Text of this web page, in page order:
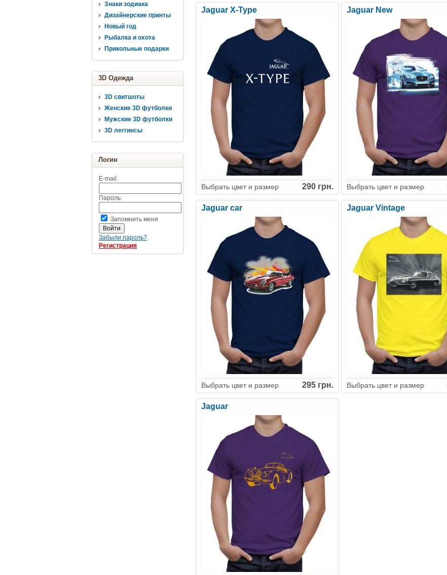
Знаки зодиака
Дизайнерские принты
Новый год
Рыбалка и охота
Прикольные подарки
3D Одежда
3D свитшоты
Женские 3D футболки
Мужские 3D футболки
3D леггинсы
Логин
E-mail:
Пароль:
Запомнить меня
Забыли пароль?
Регистрация
Jaguar X-Type
Выбрать цвет и размер 290 грн.
Jaguar New
Выбрать цвет и размер
Jaguar car
Выбрать цвет и размер 295 грн.
Jaguar Vintage
Выбрать цвет и размер
Jaguar